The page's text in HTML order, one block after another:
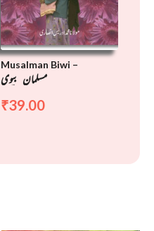
Musalman Biwi –
مسلمان بیوی
₹39.00